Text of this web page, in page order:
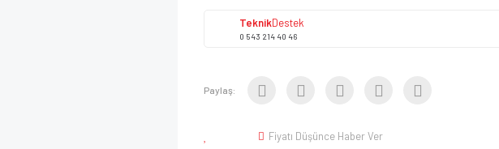
TeknikDestek
0 543 214 40 46
Paylaş:
Fiyatı Düşünce Haber Ver